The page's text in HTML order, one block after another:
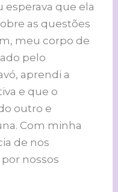
esperava que ela
as questões
meu corpo de
pelo
aprendi a
e que o
outro e
Com minha
de nos
nossos